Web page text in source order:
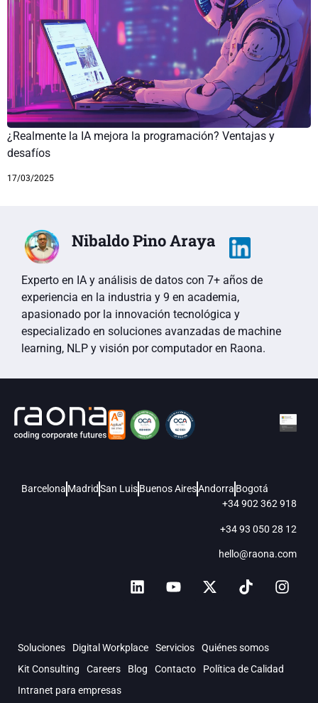
¿Realmente la IA mejora la programación? Ventajas y
desafíos
17/03/2025
Nibaldo Pino Araya
Experto en IA y análisis de datos con 7+ años de
experiencia en la industria y 9 en academia,
apasionado por la innovación tecnológica y
especializado en soluciones avanzadas de machine
learning, NLP y visión por computador en Raona.
Barcelona MadridSan LuisBuenos AiresAndorra Bogotá
+34 902 362 918
+34 93 050 28 12
hello@raona.com
Soluciones Digital Workplace Servicios
Quiénes somos
Kit Consulting
Careers Blog Contacto
Política de Calidad
Intranet para empresas